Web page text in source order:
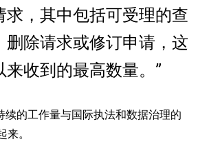
求，其中包括可受理的查
删除请求或修订申请，这
来收到的最高数量。”
续的工作量与国际执法和数据治理的
。